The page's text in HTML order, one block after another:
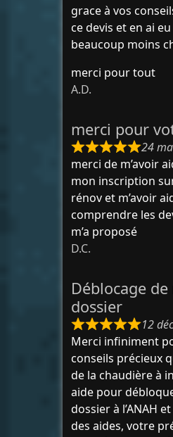
grace à vos
ce devis et en ai
beaucoup moins
merci pour tout
A.D.
merci pour
24
merci de m’avoir
mon inscription
rénov et m’avoir
comprendre les
m’a proposé
D.C.
Déblocage
dossier
12
Merci infiniment
conseils précieux
de la chaudière à
aide pour
dossier à l’ANAH
des aides, votre